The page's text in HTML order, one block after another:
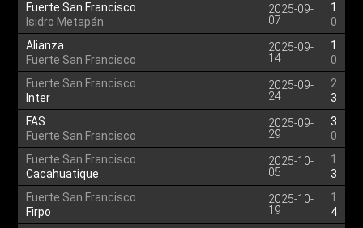
Fuerte San Francisco
Isidro Metapán
2025-09-
07
1
0
Alianza
Fuerte San Francisco
2025-09-
14
1
0
Fuerte San Francisco
Inter
2025-09-
24
2
3
FAS
Fuerte San Francisco
2025-09-
29
3
0
Fuerte San Francisco
Cacahuatique
2025-10-
05
1
3
Fuerte San Francisco
Firpo
2025-10-
19
1
4